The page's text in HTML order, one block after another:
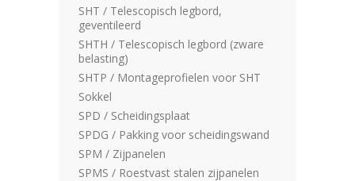
SHT / Telescopisch legbord,
geventileerd
SHTH / Telescopisch legbord (zware
belasting)
SHTP / Montageprofielen voor SHT
Sokkel
SPD / Scheidingsplaat
SPDG / Pakking voor scheidingswand
SPM / Zijpanelen
SPMS / Roestvast stalen zijpanelen